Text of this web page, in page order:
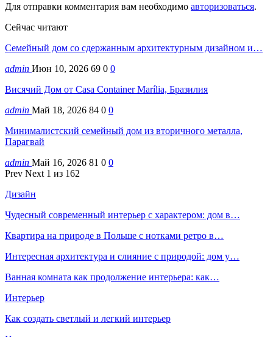
Для отправки комментария вам необходимо авторизоваться.
Сейчас читают
Семейный дом со сдержанным архитектурным дизайном и…
admin Июн 10, 2026 69 0 0
Висячий Дом от Casa Container Marília, Бразилия
admin Май 18, 2026 84 0 0
Минималистский семейный дом из вторичного металла,
Парагвай
admin Май 16, 2026 81 0 0
Prev Next 1 из 162
Дизайн
Чудесный современный интерьер с характером: дом в…
Квартира на природе в Польше с нотками ретро в…
Интересная архитектура и слияние с природой: дом у…
Ванная комната как продолжение интерьера: как…
Интерьер
Как создать светлый и легкий интерьер